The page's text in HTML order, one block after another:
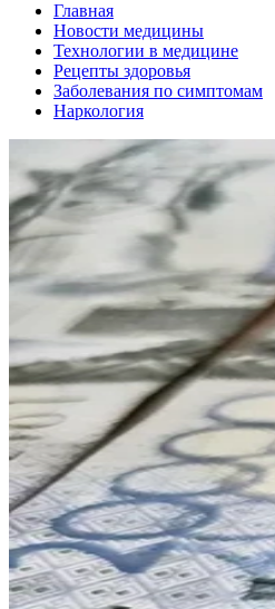
Главная
Новости медицины
Технологии в медицине
Рецепты здоровья
Заболевания по симптомам
Наркология